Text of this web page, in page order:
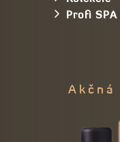
Profi SPA
Akčná